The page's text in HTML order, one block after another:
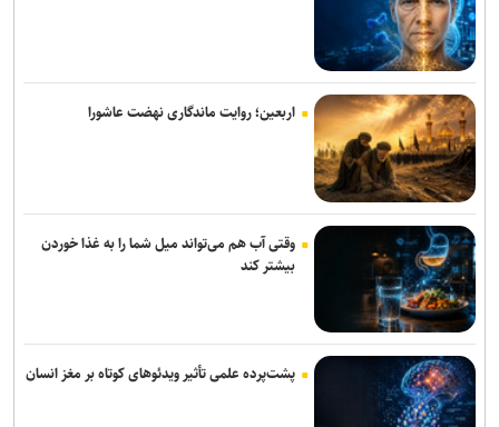
اربعین؛ روایت ماندگاری نهضت عاشورا
وقتی آب هم می‌تواند میل شما را به غذا خوردن
بیشتر کند
پشت‌پرده علمی تأثیر ویدئو‌های کوتاه بر مغز انسان